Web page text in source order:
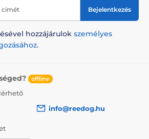
címét Bejelentkezés
hozzájárulok személyes
.
offline
info@reedog.hu